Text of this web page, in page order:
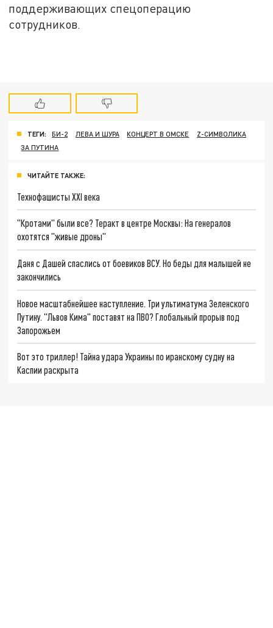
поддерживающих спецоперацию
сотрудников.
ТЕГИ: БИ-2 ЛЕВА И ШУРА КОНЦЕРТ В ОМСКЕ
Z-СИМВОЛИКА
ЗА ПУТИНА
ЧИТАЙТЕ ТАКЖЕ:
Технофашисты XXI века
"Кротами" были все? Теракт в центре Москвы: На генералов
охотятся "живые дроны"
Даня с Дашей спаслись от боевиков ВСУ. Но беды для малышей не
закончились
Новое масштабнейшее наступление. Три ультиматума Зеленского
Путину. "Львов Кима" поставят на ПВО? Глобальный прорыв под
Запорожьем
Вот это триллер! Тайна удара Украины по иранскому судну на
Каспии раскрыта